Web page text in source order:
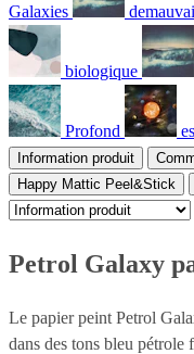
Galaxies
biologique
Profond
Information produit
Happy Mattic Peel&Stick
Petrol Galaxy
Le papier peint Petrol
dans des tons bleu pétrole